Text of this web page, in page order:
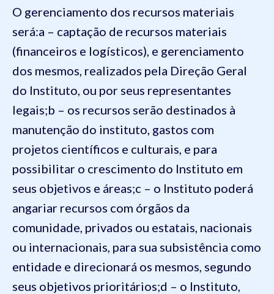
O gerenciamento dos recursos materiais
será:a – captação de recursos materiais
(financeiros e logísticos), e gerenciamento
dos mesmos, realizados pela Direção Geral
do Instituto, ou por seus representantes
legais;b – os recursos serão destinados à
manutenção do instituto, gastos com
projetos científicos e culturais, e para
possibilitar o crescimento do Instituto em
seus objetivos e áreas;c – o Instituto poderá
angariar recursos com órgãos da
comunidade, privados ou estatais, nacionais
ou internacionais, para sua subsistência como
entidade e direcionará os mesmos, segundo
seus objetivos prioritários;d – o Instituto,